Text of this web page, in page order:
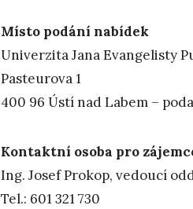
Místo podání nabídek
Univerzita Jana Evangelisty
Pasteurova 1
400 96 Ústí nad Labem –
Kontaktní osoba pro
Ing. Josef Prokop, vedoucí
Tel.: 601 321 730